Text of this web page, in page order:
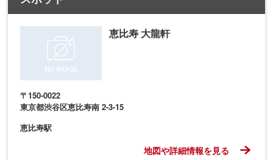
恵比寿 大龍軒
〒150-0022
東京都渋谷区恵比寿南 2-3-15
恵比寿駅
地図や詳細情報を見る